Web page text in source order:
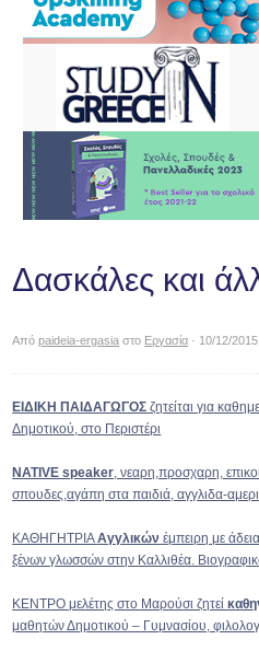
Δασκάλες και
Απόpaideia-ergasia στο Εργασία · 10/12/2015
ΕΙΔΙΚΗ ΠΑΙΔΑΓΩΓΟΣ ζητείται για
Δημοτικού, στο Περιστέρι
NATIVE speaker, νεαρη,προσχαρη,
σπουδες,αγάπη στα παιδιά, αγγλιδα-
ΚΑΘΗΓΗΤΡΙΑΑγγλικών έμπειρη με
ξένων γλωσσών στην Καλλιθέα.
ΚΕΝΤΡΟ μελέτης στο Μαρούσι ζητεί
μαθητών Δημοτικού – Γυμνασίου,